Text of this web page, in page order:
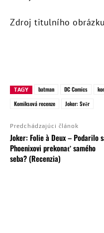
Zdroj titulního
TAGY batman DC Comics
Komiksová recenze
Joker: Svěr
Predchádzajúci článok
Joker: Folie à Deux – Podarilo
Phoenixovi prekonať samého
seba? (Recenzia)